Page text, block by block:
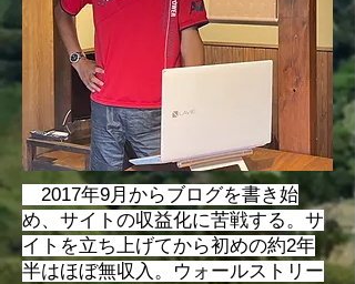
2017年9月からブログを書き始
め、サイトの収益化に苦戦する。サ
イトを立ち上げてから初めの約2年
半はほぼ無収入。ウォールストリー